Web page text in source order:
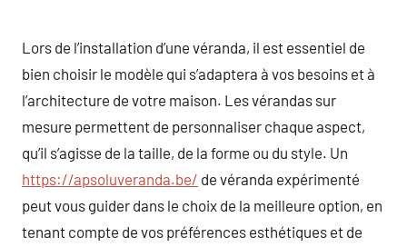
Lors de l’installation d’une véranda, il est essentiel de
bien choisir le modèle qui s’adaptera à vos besoins et à
l’architecture de votre maison. Les vérandas sur
mesure permettent de personnaliser chaque aspect,
qu’il s’agisse de la taille, de la forme ou du style. Un
https://apsoluveranda.be/ de véranda expérimenté
peut vous guider dans le choix de la meilleure option, en
tenant compte de vos préférences esthétiques et de